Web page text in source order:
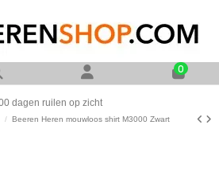
0
Op werkdagen voor 23:00 uur besteld zelfde dag
Beeren Heren mouwloos shirt M3000 Zwart